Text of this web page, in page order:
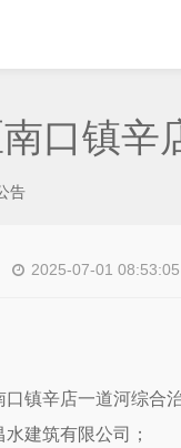
口镇辛
告
2025-07-01 08:53:05
口镇辛店一道河综合
水建筑有限公司；